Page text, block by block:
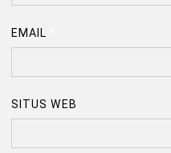
EMAIL
SITUS WEB